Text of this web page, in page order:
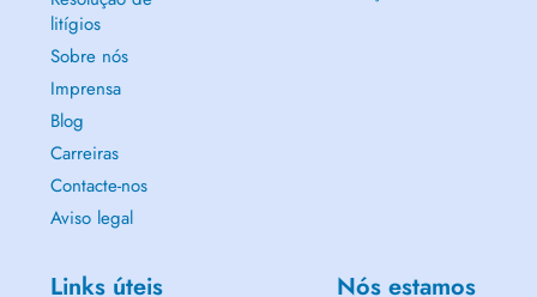
litígios
Sobre nós
Imprensa
Blog
Carreiras
Contacte-nos
Aviso legal
Links úteis
Nós estamos